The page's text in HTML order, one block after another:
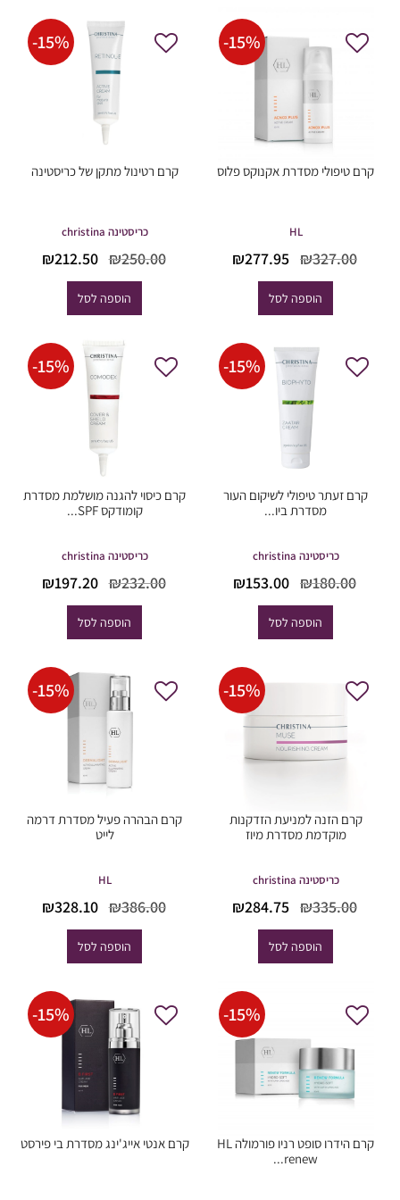
-15%
קרם טיפולי מסדרת אקנוקס פלוס
HL
₪327.00
המחיר
היה:
₪327.00.
₪277.95
הוספה לסל
-15%
קרם רטינול מתקן של כריסטינה
כריסטינה christina
₪250.00
המחיר
היה:
₪250.00.
₪212.50
הוספה לסל
-15%
קרם זעתר טיפולי לשיקום העור
מסדרת ביו...
כריסטינה christina
₪180.00
המחיר
היה:
₪180.00.
₪153.00
הוספה לסל
-15%
קרם כיסוי להגנה מושלמת מסדרת
קומודקס SPF...
כריסטינה christina
₪232.00
המחיר
היה:
₪232.00.
₪197.20
הוספה לסל
-15%
קרם הזנה למניעת הזדקנות
מוקדמת מסדרת מיוז
כריסטינה christina
₪335.00
המחיר
היה:
₪335.00.
₪284.75
הוספה לסל
-15%
קרם הבהרה פעיל מסדרת דרמה
לייט
HL
₪386.00
המחיר
היה:
₪386.00.
₪328.10
הוספה לסל
-15%
קרם הידרו סופט רניו פורמולה HL
renew...
-15%
קרם אנטי אייג'ינג מסדרת בי פירסט